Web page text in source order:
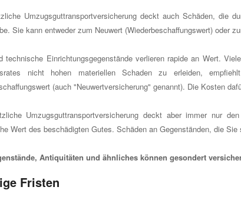
Umzugsguttransportversicherung deckt auch Schäden, die
Sie kann entweder zum Neuwert (Wiederbeschaffungswert) oder
technische Einrichtungsgegenstände verlieren rapide an Wert.
nicht hohen materiellen Schaden zu erleiden,
(auch "Neuwertversicherung" genannt). Die Kosten
Umzugsguttransportversicherung deckt aber immer nur
Wert des beschädigten Gutes. Schäden an Gegenständen, die
Antiquitäten und ähnliches können gesondert
Fristen